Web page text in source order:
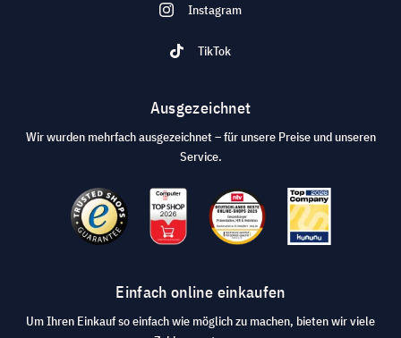
Instagram
TikTok
Ausgezeichnet
Wir wurden mehrfach ausgezeichnet – für unsere Preise und unseren
Service.
Einfach online einkaufen
Um Ihren Einkauf so einfach wie möglich zu machen, bieten wir viele